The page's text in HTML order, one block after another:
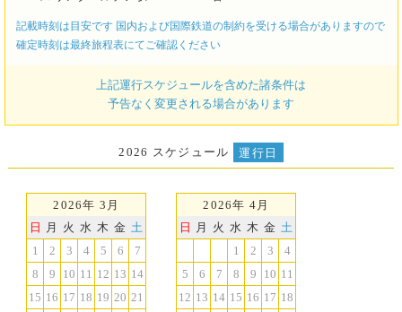
記載時刻は目安です 国内および国際鉄道の制約を受ける場合がありますので
確定時刻は最終旅程表にてご確認ください
上記運行スケジュールを含めた諸条件は
予告なく変更される場合があります
2026 スケジュール 運行日
2026年 3月
日
月 火 水 木 金 土
1
2 3 4 5 6
7
8
9 10 11 12 13 14
15 16 17 18 19 20 21
2026年 4月
日
月 火 水 木 金 土
1
2 3
4
5
6 7 8 9 10 11
12 13 14 15 16 17 18